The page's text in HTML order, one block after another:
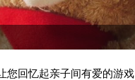
您回忆起亲子间有爱的游